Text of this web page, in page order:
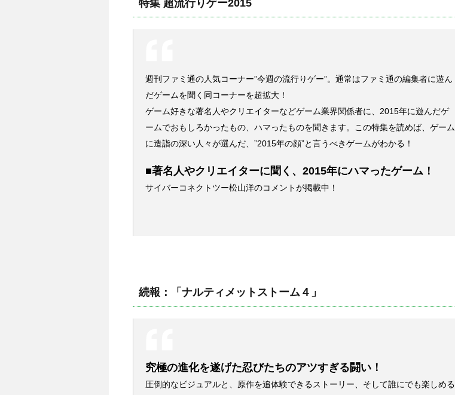
特集 超流行りゲー2015
週刊ファミ通の人気コーナー”今週の流行りゲー”。通常はファミ通の編集者に遊ん
だゲームを聞く同コーナーを超拡大！
ゲーム好きな著名人やクリエイターなどゲーム業界関係者に、2015年に遊んだゲ
ームでおもしろかったもの、ハマったものを聞きます。この特集を読めば、ゲーム
に造詣の深い人々が選んだ、”2015年の顔”と言うべきゲームがわかる！
■著名人やクリエイターに聞く、2015年にハマったゲーム！
サイバーコネクトツー松山洋のコメントが掲載中！
続報：「ナルティメットストーム４」
究極の進化を遂げた忍びたちのアツすぎる闘い！
圧倒的なビジュアルと、原作を追体験できるストーリー、そして誰にでも楽しめる